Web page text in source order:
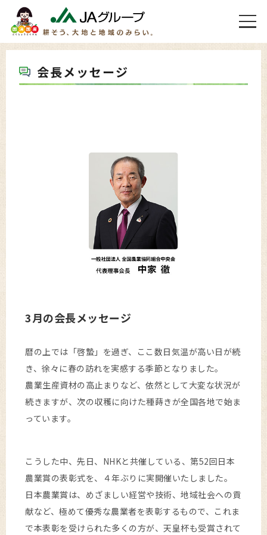
会長メッセージ
3月の会長メッセージ
暦の上では「啓蟄」を過ぎ、ここ数日気温が高い日が続
き、徐々に春の訪れを実感する季節となりました。
農業生産資材の高止まりなど、依然として大変な状況が
続きますが、次の収穫に向けた種蒔きが全国各地で始ま
っています。
こうした中、先日、NHKと共催している、第52回日本
農業賞の表彰式を、４年ぶりに実開催いたしました。
日本農業賞は、めざましい経営や技術、地域社会への貢
献など、極めて優秀な農業者を表彰するもので、これま
で本表彰を受けられた多くの方が、天皇杯も受賞されて